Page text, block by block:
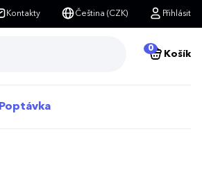
Kontakty Čeština (CZK) Přihlásit
0
Košík
Poptávka